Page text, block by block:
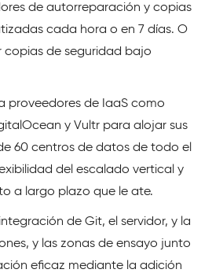
de autorreparación y copias
cada hora o en 7 días. O
copias de seguridad bajo
proveedores de IaaS como
y Vultr para alojar sus
60 centros de datos de todo el
del escalado vertical y
a largo plazo que le ate.
de Git, el servidor, y la
y las zonas de ensayo junto
eficaz mediante la adición